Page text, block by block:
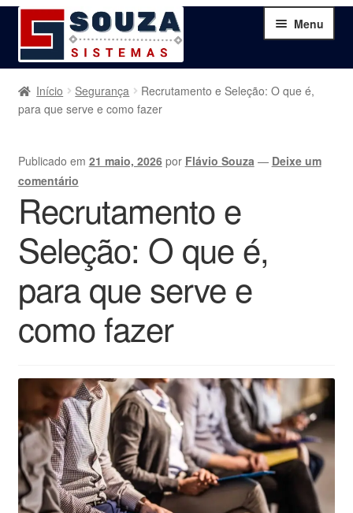
Pular
para
navegação
Pular
para
o
conteúdo
Menu
Home
Serviços
Produtos
Blog
Contato
Minha Conta
Início Segurança
Recrutamento e Seleção: O que é,
para que serve e como fazer
Publicado em 21 maio, 2026 por Flávio Souza — Deixe um
comentário
Recrutamento e
Seleção: O que é,
para que serve e
como fazer